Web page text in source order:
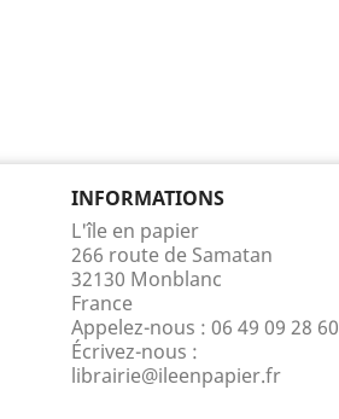
INFORMATIONS
L'île en papier
266 route de Samatan
32130 Monblanc
France
Appelez-nous : 06 49 09 28 60
Écrivez-nous :
librairie@ileenpapier.fr